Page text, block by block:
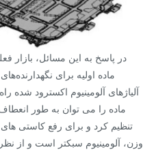
در پاسخ به این مسائل، بازار
ماده اولیه برای
آلیاژهای آلومینیوم اکسترود
ماده را می توان به طور
تنظیم کرد و برای رفع کاستی
وزن، آلومینیوم سبکتر است و از